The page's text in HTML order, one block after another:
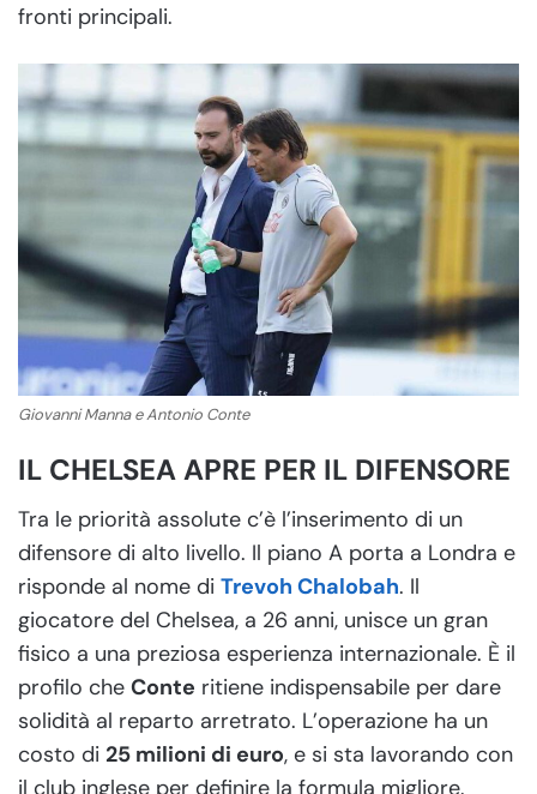
fronti principali.
Giovanni Manna e Antonio Conte
IL CHELSEA APRE PER IL DIFENSORE
Tra le priorità assolute c’è l’inserimento di un
difensore di alto livello. Il piano A porta a Londra e
risponde al nome di Trevoh Chalobah. Il
giocatore del Chelsea, a 26 anni, unisce un gran
fisico a una preziosa esperienza internazionale. È il
profilo che Conte ritiene indispensabile per dare
solidità al reparto arretrato. L’operazione ha un
costo di 25 milioni di euro, e si sta lavorando con